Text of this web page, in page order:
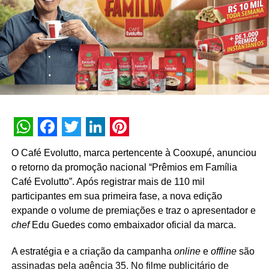
descontos progressivos os tabletes com graduações
de cacau que variam de 50% até 99%, e nos
sabores de laranja, framboesa, morango, pimenta,
caramelo, menta, flor de sal, ao leite, ao leite com
caramelo e flor de sal.
Os produtos já podem ser adquiridos nas lojas da
3 unidades o consumidor terá um desconto de 10%;
levando 6 barras terá 15% e para quem comprar 9
barras, o desconto aumenta para 25%.
Os descontos* estão disponíveis nas compras pelo
e-commerce e nas lojas físicas em São Paulo, São
Caetano do Sul, Santo André, Ribeirão Preto, São
José dos Campos, São Roque, Barueri, Campinas,
Janeiro, Niterói, Curitiba, Brasília, Goiânia, Porto
Alegre, Florianópolis, Balneário Camboriú e
WhatsApp
Facebook
Twitter
LinkedIn
Pinterest
O Café Evolutto, marca pertencente à Cooxupé, anunciou
o retorno da promoção nacional “Prêmios em Família
Café Evolutto”. Após registrar mais de 110 mil
participantes em sua primeira fase, a nova edição
expande o volume de premiações e traz o apresentador e
chefEdu Guedes como embaixador oficial da marca.
A estratégia e a criação da campanha onlinee offlinesão
assinadas pela agência 35. No filme publicitário de